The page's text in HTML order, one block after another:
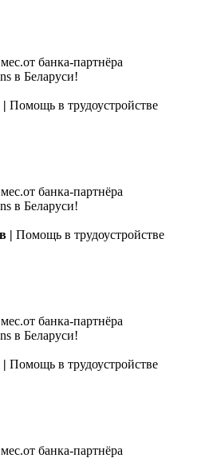
от банка-партнёра
| Помощь в трудоустройстве
от банка-партнёра
| Помощь в трудоустройстве
от банка-партнёра
| Помощь в трудоустройстве
от банка-партнёра